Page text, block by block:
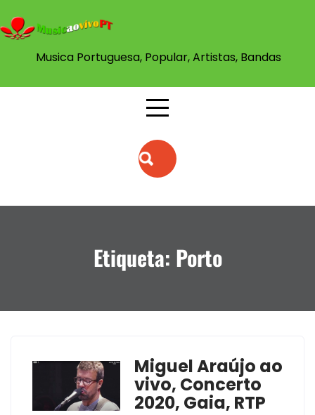
to
content
Musica Portuguesa, Popular, Artistas, Bandas
Etiqueta: Porto
Miguel Araújo ao
vivo, Concerto
2020, Gaia, RTP